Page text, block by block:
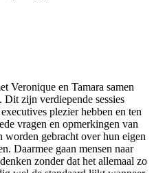
Veronique en Tamara samen
Dit zijn verdiepende sessies
plezier hebben en ten
vragen en opmerkingen van
worden gebracht over hun eigen
Daarmee gaan mensen naar
zonder dat het allemaal zo